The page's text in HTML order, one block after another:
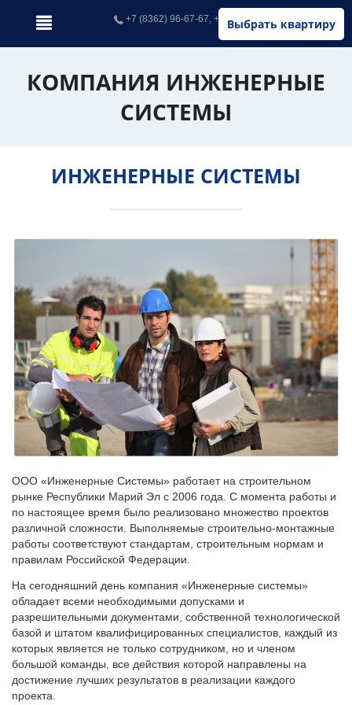
Выбрать квартиру
+7 (8362) 96-67-67, +7 (902) 326-67-67
КОМПАНИЯ ИНЖЕНЕРНЫЕ
СИСТЕМЫ
ИНЖЕНЕРНЫЕ СИСТЕМЫ
ООО «Инженерные Системы» работает на строительном
рынке Республики Марий Эл с 2006 года. С момента работы и
по настоящее время было реализовано множество проектов
различной сложности. Выполняемые строительно-монтажные
работы соответствуют стандартам, строительным нормам и
правилам Российской Федерации.
На сегодняшний день компания «Инженерные системы»
обладает всеми необходимыми допусками и
разрешительными документами, собственной технологической
базой и штатом квалифицированных специалистов, каждый из
которых является не только сотрудником, но и членом
большой команды, все действия которой направлены на
достижение лучших результатов в реализации каждого
проекта.